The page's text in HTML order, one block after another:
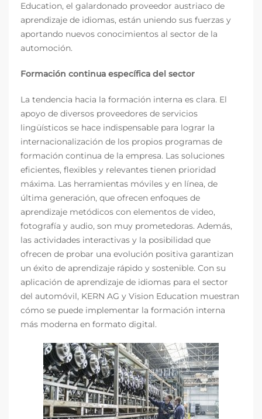
Education, el galardonado proveedor austriaco de
aprendizaje de idiomas, están uniendo sus fuerzas y
aportando nuevos conocimientos al sector de la
automoción.
Formación continua específica del sector
La tendencia hacia la formación interna es clara. El
apoyo de diversos proveedores de servicios
lingüísticos se hace indispensable para lograr la
internacionalización de los propios programas de
formación continua de la empresa. Las soluciones
eficientes, flexibles y relevantes tienen prioridad
máxima. Las herramientas móviles y en línea, de
última generación, que ofrecen enfoques de
aprendizaje metódicos con elementos de video,
fotografía y audio, son muy prometedoras. Además,
las actividades interactivas y la posibilidad que
ofrecen de probar una evolución positiva garantizan
un éxito de aprendizaje rápido y sostenible. Con su
aplicación de aprendizaje de idiomas para el sector
del automóvil, KERN AG y Vision Education muestran
cómo se puede implementar la formación interna
más moderna en formato digital.